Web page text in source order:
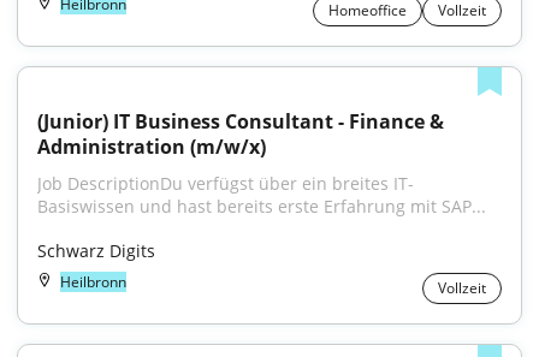
Heilbronn Homeoffice Vollzeit
(Junior) IT Business Consultant - Finance &
Administration (m/w/x)
Job DescriptionDu verfügst über ein breites IT-
Basiswissen und hast bereits erste Erfahrung mit SAP...
Schwarz Digits
Heilbronn Vollzeit